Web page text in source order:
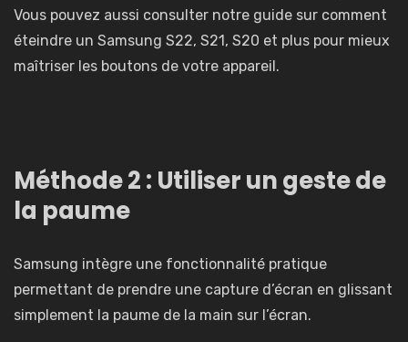
Vous pouvez aussi consulter notre guide sur comment
éteindre un Samsung S22, S21, S20 et plus pour mieux
maîtriser les boutons de votre appareil.
Méthode 2 : Utiliser un geste de
la paume
Samsung intègre une fonctionnalité pratique
permettant de prendre une capture d’écran en glissant
simplement la paume de la main sur l’écran.